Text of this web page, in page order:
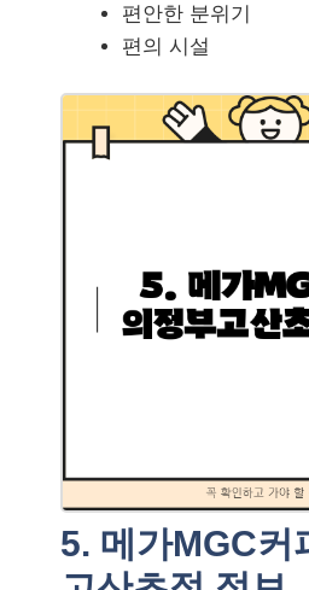
편안한 분위기
편의 시설
5. 메가MGC커